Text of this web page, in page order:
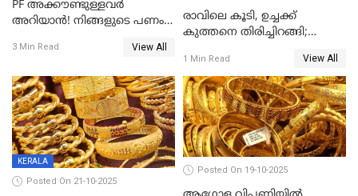
PF അക്കൗണ്ടുള്ളവർ
അറിയാൻ! നിങ്ങളുടെ പണം
കിട്ടും!
3 Min Read View All
രാവിലെ കൂടി, ഉച്ചക്ക്
കുത്തനെ തിരിച്ചിറങ്ങി;
കുറഞ്ഞു
1 Min Read View All
KERALA
Posted On 21-10-2025
Posted On 19-10-2025